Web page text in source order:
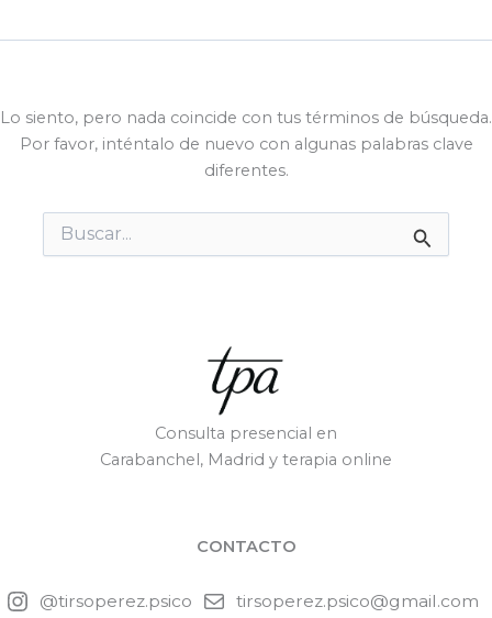
Lo siento, pero nada coincide con tus términos de búsqueda.
Por favor, inténtalo de nuevo con algunas palabras clave
diferentes.
Buscar
por:
Consulta presencial en
Carabanchel, Madrid y terapia online
CONTACTO
@tirsoperez.psico tirsoperez.psico@gmail.com